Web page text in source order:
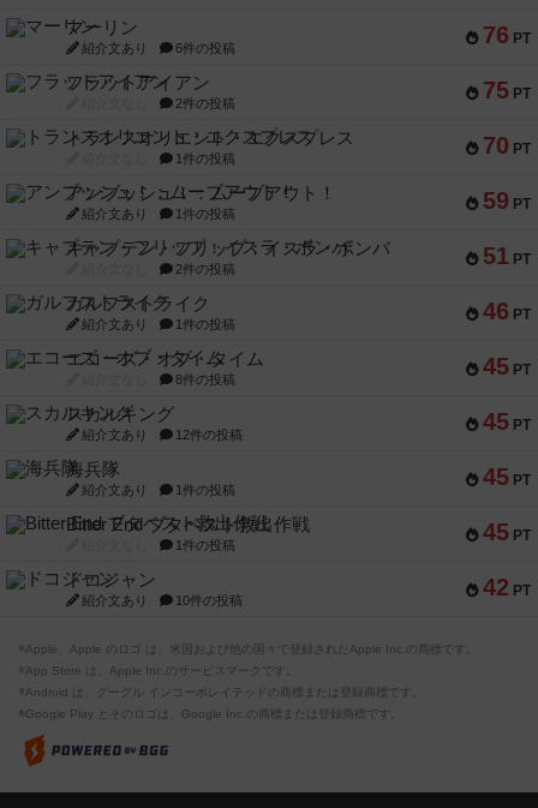
76 PT
マーリン
紹介文あり 6件の投稿
75 PT
フラットアイアン
2件の投稿
70 PT
トランスオリエント・エクスプレス
1件の投稿
59 PT
アンブッシュ！：ムーブアウト！
紹介文あり 1件の投稿
51 PT
キャプテン・フリップ：イスラ・ボンバ
2件の投稿
46 PT
ガルフストライク
紹介文あり 1件の投稿
45 PT
エコーズ・オブ・タイム
8件の投稿
45 PT
スカルキング
紹介文あり 12件の投稿
45 PT
海兵隊
紹介文あり 1件の投稿
45 PT
Bitter End ブタペスト救出作戦
1件の投稿
42 PT
ドコジャン
紹介文あり 10件の投稿
※Apple、Apple のロゴ は、米国および他の国々で登録されたApple Inc.の商標です。
※App Store は、Apple Inc.のサービスマークです。
※Android は、グーグル インコーポレイテッドの商標または登録商標です。
※Google Play とそのロゴは、Google Inc.の商標または登録商標です。